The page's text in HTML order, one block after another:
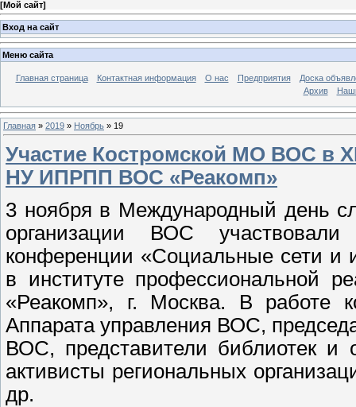
[Мой сайт]
Вход на сайт
Меню сайта
Главная страница Контактная информация О нас Предприятия
Доска
Архив
Главная » 2019 » Ноябрь » 19
Участие Костромской МО ВОС в
НУ ИПРПП ВОС «Реакомп»
3 ноября в Международный день
организации ВОС участвовали
конференции «Социальные сети и
в институте профессиональной
«Реакомп», г. Москва. В работе
Аппарата управления ВОС,
ВОС, представители библиотек и
активисты региональных
др.